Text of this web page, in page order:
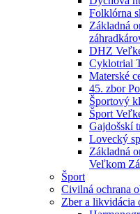
Folklórna
Základná
DHZ
Cyklotrial
Materské
45. zbor
Športový
Šport
Gajdošskí
Lovecký
Základná
Veľkom
Šport
Civilná ochrana
Zber a likvidácia